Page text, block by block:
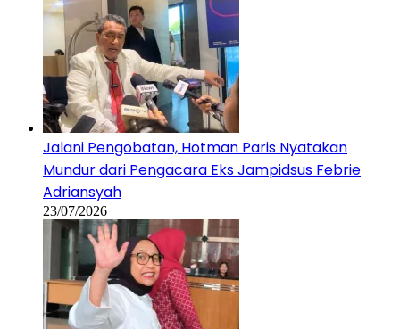
Jalani Pengobatan, Hotman Paris Nyatakan
Mundur dari Pengacara Eks Jampidsus Febrie
Adriansyah
23/07/2026